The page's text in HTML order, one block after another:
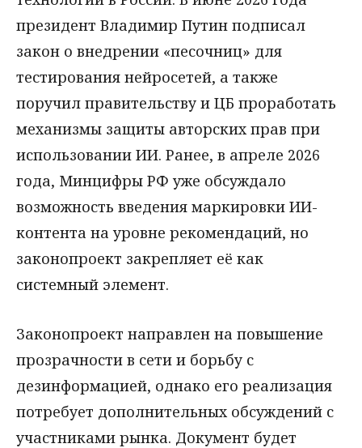
президент Владимир Путин подписал
закон о внедрении «песочниц» для
тестирования нейросетей, а также
поручил правительству и ЦБ проработать
механизмы защиты авторских прав при
использовании ИИ. Ранее, в апреле 2026
года, Минцифры РФ уже обсуждало
возможность введения маркировки ИИ-
контента на уровне рекомендаций, но
законопроект закрепляет её как
системный элемент.
Законопроект направлен на повышение
прозрачности в сети и борьбу с
дезинформацией, однако его реализация
потребует дополнительных обсуждений с
участниками рынка. Документ будет